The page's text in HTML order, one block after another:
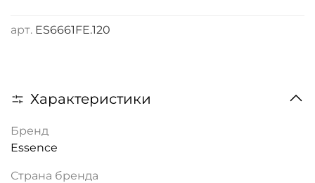
арт. ES6661FE.120
Характеристики
Бренд
Essence
Страна бренда